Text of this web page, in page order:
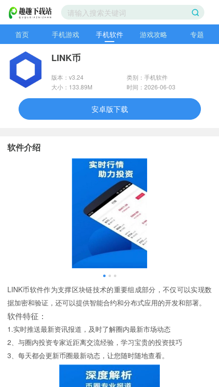
首页 手机游戏 手机软件 游戏攻略 专题
LINK币
版本：v3.24
类别：手机软件
大小：133.89M
时间：2026-06-03
安卓版下载
软件介绍
LINK币软件作为支撑区块链技术的重要组成部分，不仅可以实现数
据加密和验证，还可以提供智能合约和分布式应用的开发和部署。
软件特征：
1.实时推送最新资讯报道，及时了解圈内最新市场动态
2、与圈内投资专家近距离交流经验，学习宝贵的投资技巧
3、每天都会更新币圈最新动态，让您随时随地查看。